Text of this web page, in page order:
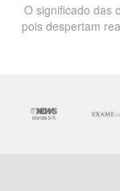
O significado das
pois despertam